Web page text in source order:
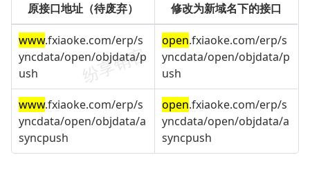
原接口地址（待废弃） 修改为新域名下的接口
www.fxiaoke.com/erp/s
yncdata/open/objdata/p
ush
open.fxiaoke.com/erp/s
yncdata/open/objdata/p
ush
www.fxiaoke.com/erp/s
yncdata/open/objdata/a
syncpush
open.fxiaoke.com/erp/s
yncdata/open/objdata/a
syncpush